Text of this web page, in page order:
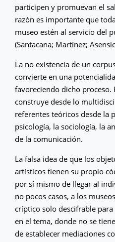
participen y promuevan el
razón es importante que
museo estén al servicio del
(Santacana; Martínez;
La no existencia de un
convierte en una
favoreciendo dicho proceso.
construye desde lo
referentes teóricos desde la
psicología, la sociología, la
de la comunicación.
La falsa idea de que los
artísticos tienen su propio
por sí mismo de llegar al
no pocos casos, a los
críptico solo descifrable
en el tema, donde no se
de establecer mediaciones